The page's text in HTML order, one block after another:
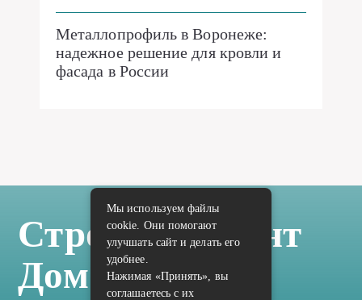
Металлопрофиль в Воронеже:
надежное решение для кровли и
фасада в России
Стройка Ремонт
Дом Отделка
Мы используем файлы
cookie. Они помогают
улучшать сайт и делать его
удобнее.
Нажимая «Принять», вы
соглашаетесь с их